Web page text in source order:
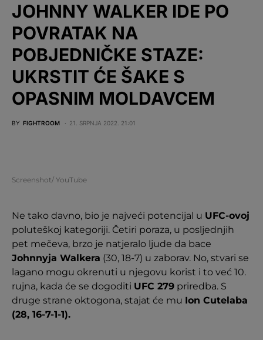
JOHNNY WALKER IDE PO
POVRATAK NA
POBJEDNIČKE STAZE:
UKRSTIT ĆE ŠAKE S
OPASNIM MOLDAVCEM
BY FIGHTROOM 21. SRPNJA 2022. 21:01
Screenshot/ YouTube
Ne tako davno, bio je najveći potencijal u UFC-ovoj
poluteškoj kategoriji. Četiri poraza, u posljednjih
pet mečeva, brzo je natjeralo ljude da bace
Johnnyja Walkera (30, 18-7) u zaborav. No, stvari se
lagano mogu okrenuti u njegovu korist i to već 10.
rujna, kada će se dogoditi UFC 279 priredba. S
druge strane oktogona, stajat će mu Ion Cutelaba
(28, 16-7-1-1).